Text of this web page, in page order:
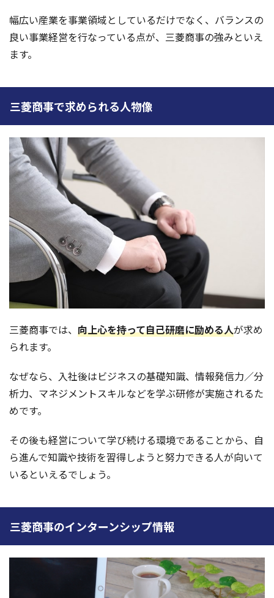
幅広い産業を事業領域としているだけでなく、バランスの
良い事業経営を行なっている点が、三菱商事の強みといえ
ます。
三菱商事で求められる人物像
三菱商事では、 向上心を持って自己研磨に励める人が求め
られます。
なぜなら、入社後はビジネスの基礎知識、情報発信力／分
析力、マネジメントスキルなどを学ぶ研修が実施されるた
めです。
その後も経営について学び続ける環境であることから、自
ら進んで知識や技術を習得しようと努力できる人が向いて
いるといえるでしょう。
三菱商事のインターンシップ情報